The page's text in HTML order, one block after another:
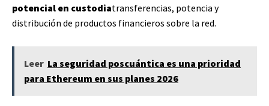
potencial en custodiatransferencias, potencia y
distribución de productos financieros sobre la red.
Leer La seguridad poscuántica es una prioridad
para Ethereum en sus planes 2026